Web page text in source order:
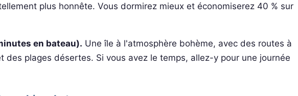
plus honnête. Vous dormirez mieux et économiserez 40 % sur
en bateau). Une île à l'atmosphère bohème, avec des routes à
des plages désertes. Si vous avez le temps, allez-y pour une journée